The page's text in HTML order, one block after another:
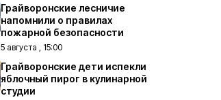
Грайворонские лесничие
напомнили о правилах
пожарной безопасности
5 августа , 15:00
Грайворонские дети испекли
яблочный пирог в кулинарной
студии